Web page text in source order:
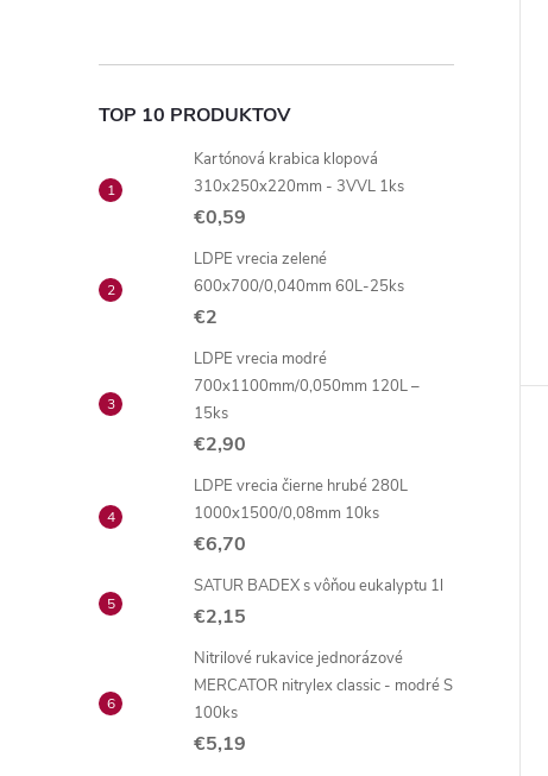
TOP 10 PRODUKTOV
Kartónová krabica klopová
310x250x220mm - 3VVL 1ks
€0,59
LDPE vrecia zelené
600x700/0,040mm 60L-25ks
€2
LDPE vrecia modré
700x1100mm/0,050mm 120L –
15ks
€2,90
LDPE vrecia čierne hrubé 280L
1000x1500/0,08mm 10ks
€6,70
SATUR BADEX s vôňou eukalyptu 1l
€2,15
Nitrilové rukavice jednorázové
MERCATOR nitrylex classic - modré S
100ks
€5,19